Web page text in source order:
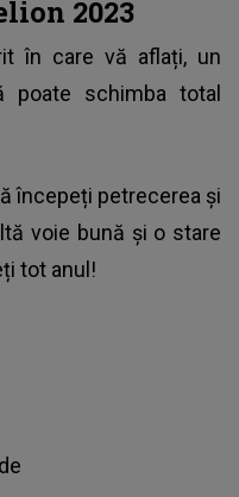
2023
în care vă aflați, un
poate schimba total
începeți petrecerea și
voie bună și o stare
tot anul!